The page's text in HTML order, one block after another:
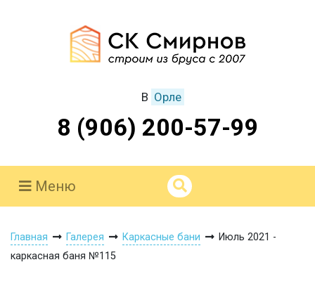
В Орле
8 (906) 200-57-99
Меню
Главная Галерея Каркасные бани
Июль 2021 -
каркасная баня №115